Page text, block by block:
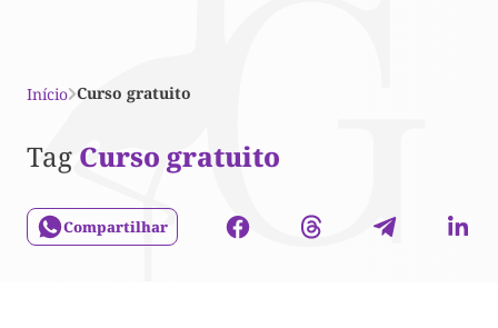
Início Curso gratuito
Tag Curso gratuito
Compartilhar